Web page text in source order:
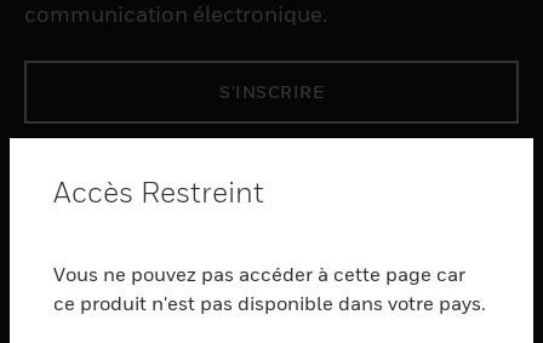
communication électronique.
S'INSCRIRE
toggle view
SERVICES
Accès Restreint
Vous ne pouvez pas accéder à cette page car
ce produit n'est pas disponible dans votre pays.